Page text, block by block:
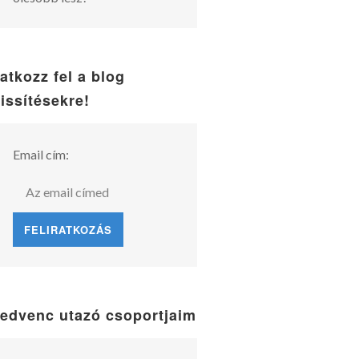
fel a blog
Email cím:
utazó csoportjaim